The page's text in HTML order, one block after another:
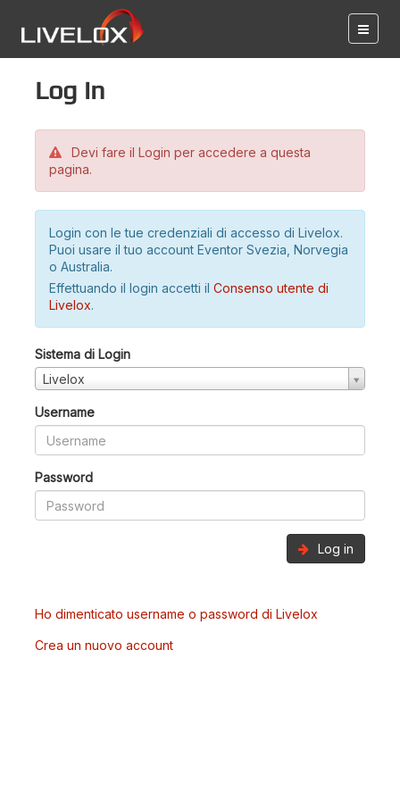
Log in
Devi fare il Login per accedere a questa
pagina.
Login con le tue credenziali di accesso di Livelox.
Puoi usare il tuo account Eventor Svezia, Norvegia
o Australia.
Effettuando il login accetti il Consenso utente di
Livelox.
Sistema di Login
Livelox
Username
Password
Log in
Ho dimenticato username o password di Livelox
Crea un nuovo account